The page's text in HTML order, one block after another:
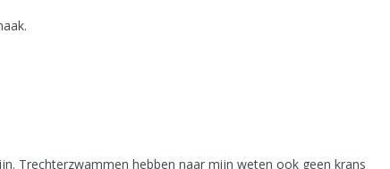
Trechterzwammen hebben naar mijn weten ook geen krans